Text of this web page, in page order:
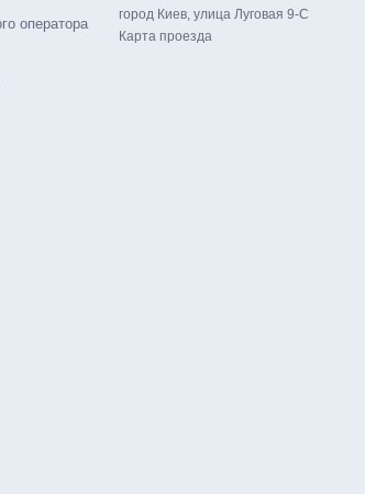
оператора
город Киев, улица Луговая 9-С
Карта проезда